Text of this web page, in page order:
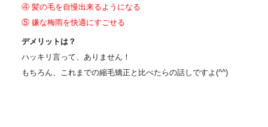
④ 髪の毛を自慢出来るようになる
⑤ 嫌な梅雨を快適にすごせる
デメリットは？
ハッキリ言って、ありません！
もちろん、これまでの縮毛矯正と比べたらの話しですよ(^^)